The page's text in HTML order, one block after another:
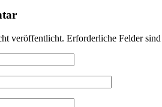
veröffentlicht. Erforderliche Felder